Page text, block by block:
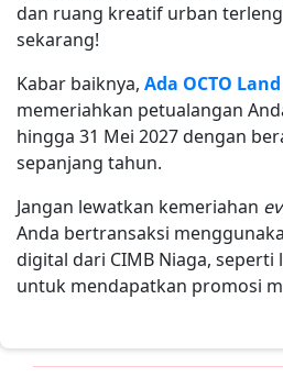
dan ruang kreatif urban
sekarang!
Kabar baiknya, Ada OCTO Land
memeriahkan petualangan
hingga 31 Mei 2027 dengan
sepanjang tahun.
Jangan lewatkan kemeriahan
Anda bertransaksi
digital dari CIMB Niaga, seperti
untuk mendapatkan promosi